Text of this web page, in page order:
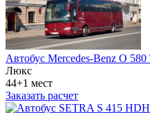
Автобус Mercedes-Benz O
Люкс
44+1 мест
Заказать расчет